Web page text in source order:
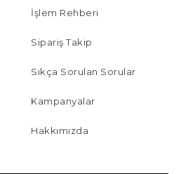
İşlem Rehberi
Sipariş Takip
Sıkça Sorulan Sorular
Kampanyalar
Hakkımızda